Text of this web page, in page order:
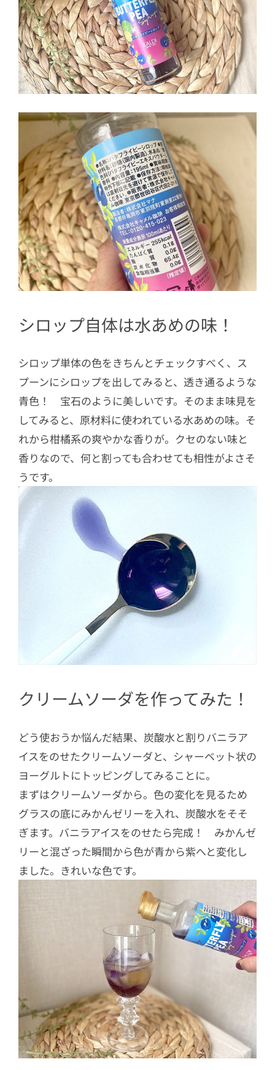
シロップ自体は水あめの味！
シロップ単体の色をきちんとチェックすべく、ス
プーンにシロップを出してみると、透き通るような
青色！ 宝石のように美しいです。そのまま味見を
してみると、原材料に使われている水あめの味。そ
れから柑橘系の爽やかな香りが。クセのない味と
香りなので、何と割っても合わせても相性がよさそ
うです。
クリームソーダを作ってみた！
どう使おうか悩んだ結果、炭酸水と割りバニラア
イスをのせたクリームソーダと、シャーベット状の
ヨーグルトにトッピングしてみることに。
まずはクリームソーダから。色の変化を見るため
グラスの底にみかんゼリーを入れ、炭酸水をそそ
ぎます。バニラアイスをのせたら完成！ みかんゼ
リーと混ざった瞬間から色が青から紫へと変化し
ました。きれいな色です。